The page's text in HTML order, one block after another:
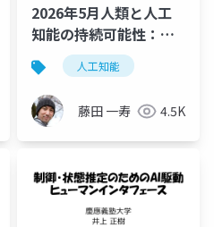
2026年5月人類と人工
知能の持続可能性：技
術発展・存在的リス
ク・知能の未来
人工知能
藤田 一寿 4.5K